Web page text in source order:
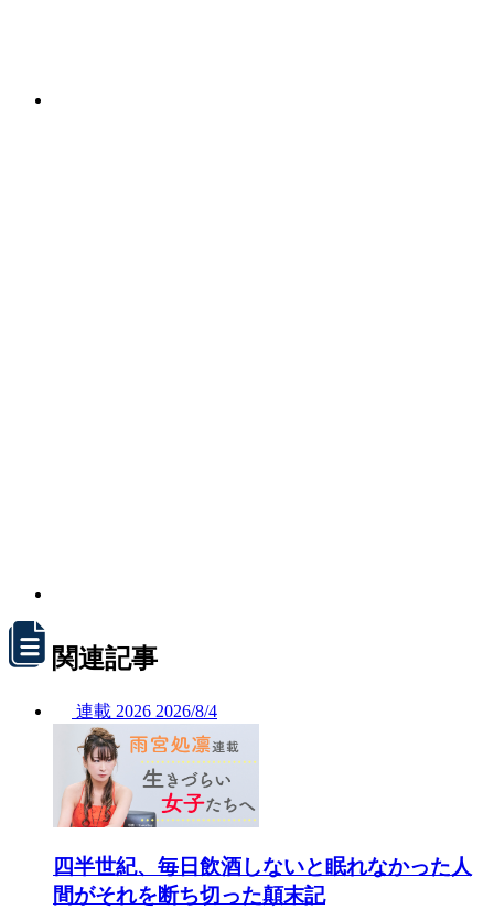
関連記事
連載 2026 2026/8/4
四半世紀、毎日飲酒しないと眠れなかった人
間がそれを断ち切った顛末記